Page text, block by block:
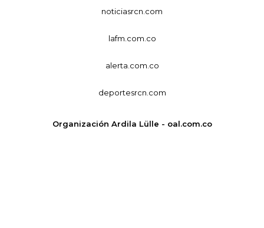
noticiasrcn.com
lafm.com.co
alerta.com.co
deportesrcn.com
Organización Ardila Lülle - oal.com.co